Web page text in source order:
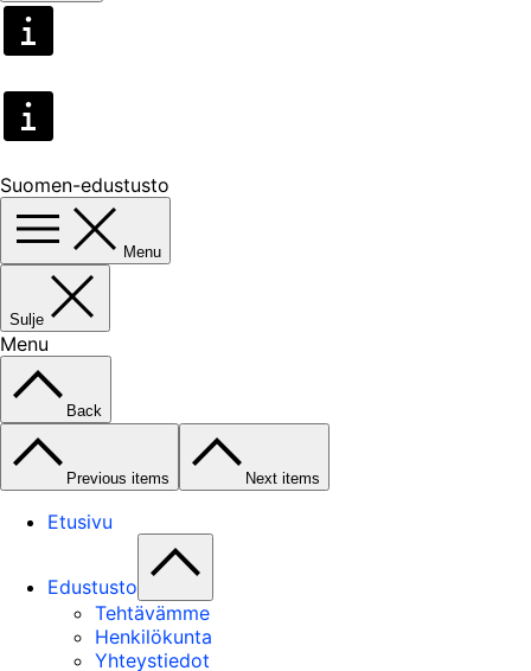
Suomen-edustusto
Menu
Sulje
Menu
Back
Previous items Next items
Etusivu
Edustusto
Tehtävämme
Henkilökunta
Yhteystiedot